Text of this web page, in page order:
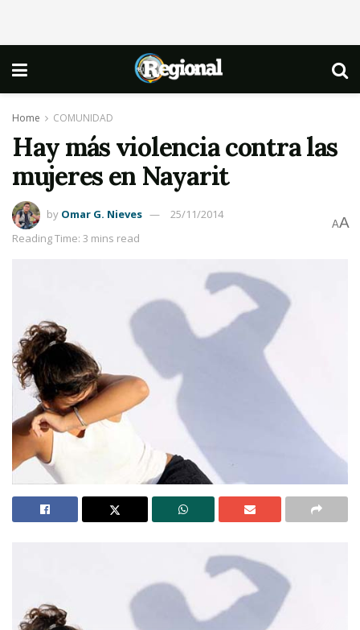
Home COMUNIDAD
Hay más violencia contra las
mujeres en Nayarit
by Omar G. Nieves
25/11/2014
Reading Time: 3 mins read
AA